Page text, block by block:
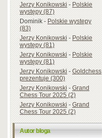
Jerzy Konikowski-Polskie
występy (87)
Dominik-Polskie występy
(83)
Jerzy Konikowski-Polskie
występy (81)
Jerzy Konikowski-Polskie
występy (81)
Jerzy Konikowski-Goldchess
prezentuje (300)
Jerzy Konikowski-Grand
Chess Tour 2025 (2)
Jerzy Konikowski-Grand
Chess Tour 2025 (2)
Autor bloga